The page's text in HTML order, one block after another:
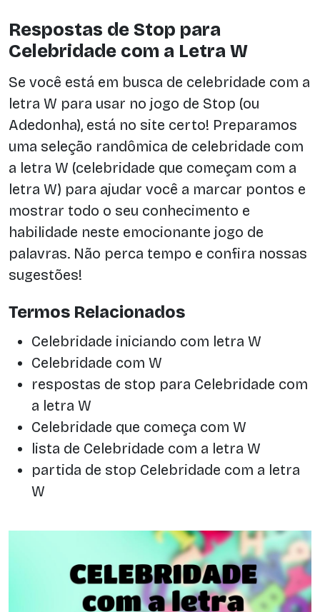
Respostas de Stop para
Celebridade com a Letra W
Se você está em busca de celebridade com a
letra W para usar no jogo de Stop (ou
Adedonha), está no site certo! Preparamos
uma seleção randômica de celebridade com
a letra W (celebridade que começam com a
letra W) para ajudar você a marcar pontos e
mostrar todo o seu conhecimento e
habilidade neste emocionante jogo de
palavras. Não perca tempo e confira nossas
sugestões!
Termos Relacionados
Celebridade iniciando com letra W
Celebridade com W
respostas de stop para Celebridade com
a letra W
Celebridade que começa com W
lista de Celebridade com a letra W
partida de stop Celebridade com a letra
W